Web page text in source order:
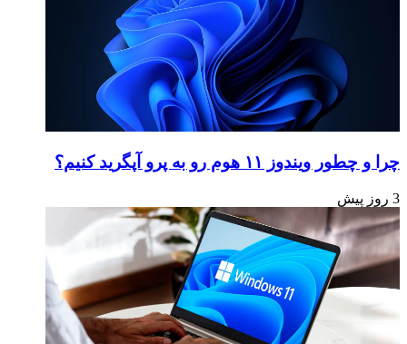
چرا و چطور ویندوز ۱۱ هوم رو به پرو آپگرید کنیم؟
3 روز پیش